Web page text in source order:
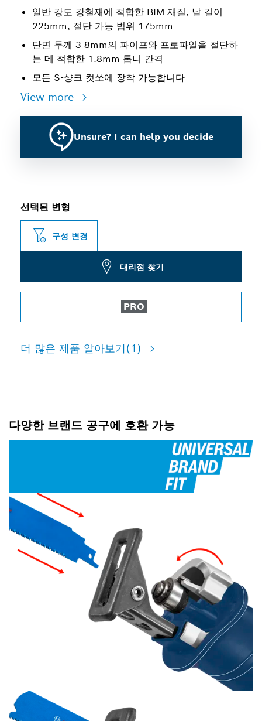
일반 강도 강철재에 적합한 BIM 재질, 날 길이
225mm, 절단 가능 범위 175mm
단면 두께 3-8mm의 파이프와 프로파일을 절단하
는 데 적합한 1.8mm 톱니 간격
모든 S-샹크 컷쏘에 장착 가능합니다
View more
Unsure? I can help you decide
선택된 변형
구성 변경
대리점 찾기
PRO
더 많은 제품 알아보기(1)
다양한 브랜드 공구에 호환 가능